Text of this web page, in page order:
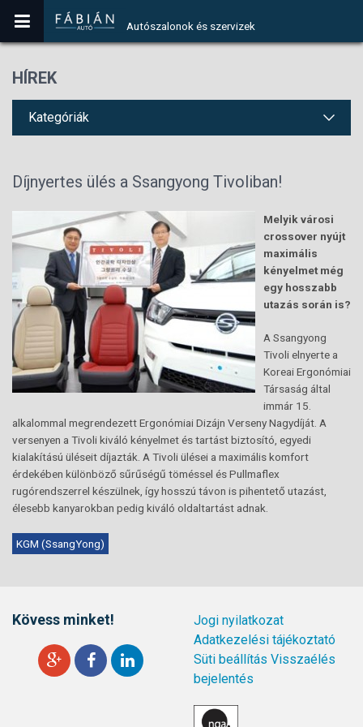
Autószalonok és szervizek
HÍREK
Kategóriák
Díjnyertes ülés a Ssangyong Tivoliban!
Melyik városi
crossover nyújt
maximális
kényelmet még
egy hosszabb
utazás során is?
A Ssangyong
Tivoli elnyerte a
Koreai Ergonómiai
Társaság által
immár 15.
alkalommal megrendezett Ergonómiai Dizájn Verseny Nagydíját. A
versenyen a Tivoli kiváló kényelmet és tartást biztosító, egyedi
kialakítású üléseit díjazták. A Tivoli ülései a maximális komfort
érdekében különböző sűrűségű töméssel és Pullmaflex
rugórendszerrel készülnek, így hosszú távon is pihentető utazást,
élesebb kanyarokban pedig kiváló oldaltartást adnak.
KGM (SsangYong)
Kövess minket!
Jogi nyilatkozat
Adatkezelési tájékoztató
Süti beállítás Visszaélés
bejelentés